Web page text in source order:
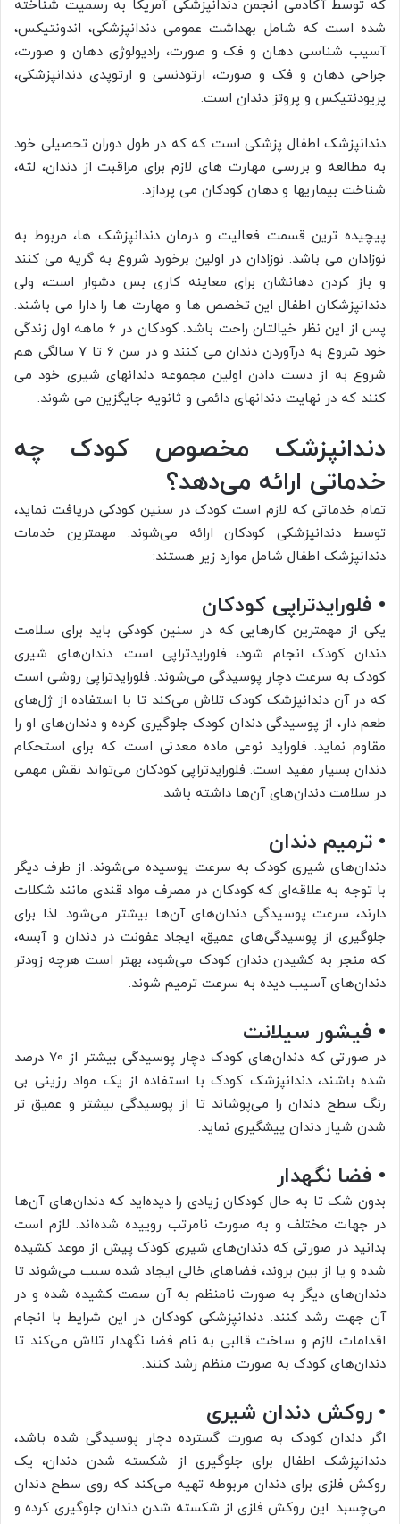
که توسط آکادمی انجمن دندانپزشکی آمریکا به رسمیت شناخته
شده است که شامل بهداشت عمومی دندانپزشکی، اندونتیکس،
آسیب شناسی دهان و فک و صورت، رادیولوژی دهان و صورت،
جراحی دهان و فک و صورت، ارتودنسی و ارتوپدی دندانپزشکی،
پریودنتیکس و پروتز دندان است.
دندانپزشک اطفال پزشکی است که که در طول دوران تحصیلی خود
به مطالعه و بررسی مهارت های لازم برای مراقبت از دندان، لثه،
شناخت بیماریها و دهان کودکان می پردازد.
پیچیده ترین قسمت فعالیت و درمان دندانپزشک ها، مربوط به
نوزادان می باشد. نوزادان در اولین برخورد شروع به گریه می کنند
و باز کردن دهانشان برای معاینه کاری بس دشوار است، ولی
دندانپزشکان اطفال این تخصص ها و مهارت ها را دارا می باشند.
پس از این نظر خیالتان راحت باشد. کودکان در 6 ماهه اول زندگی
خود شروع به درآوردن دندان می کنند و در سن 6 تا 7 سالگی هم
شروع به از دست دادن اولین مجموعه دندانهای شیری خود می
کنند که در نهایت دندانهای دائمی و ثانویه جایگزین می شوند.
دندانپزشک مخصوص کودک چه
خدماتی ارائه می‌دهد؟
تمام خدماتی که لازم است کودک در سنین کودکی دریافت نماید،
توسط دندانپزشکی کودکان ارائه می‌شوند. مهمترین خدمات
دندانپزشک اطفال شامل موارد زیر هستند:
• فلورایدتراپی کودکان
یکی از مهمترین کارهایی که در سنین کودکی باید برای سلامت
دندان کودک انجام شود، فلورایدتراپی است. دندان‌های شیری
کودک به سرعت دچار پوسیدگی می‌شوند. فلورایدتراپی روشی است
که در آن دندانپزشک کودک تلاش می‌کند تا با استفاده از ژل‌های
طعم دار، از پوسیدگی دندان کودک جلوگیری کرده و دندان‌های او را
مقاوم نماید. فلوراید نوعی ماده معدنی است که برای استحکام
دندان بسیار مفید است. فلورایدتراپی کودکان می‌تواند نقش مهمی
در سلامت دندان‌های آن‌ها داشته باشد.
• ترمیم دندان
دندان‌های شیری کودک به سرعت پوسیده می‌شوند. از طرف دیگر
با توجه به علاقه‌ای که کودکان در مصرف مواد قندی مانند شکلات
دارند، سرعت پوسیدگی دندان‌های آن‌ها بیشتر می‌شود. لذا برای
جلوگیری از پوسیدگی‌های عمیق، ایجاد عفونت در دندان و آبسه،
که منجر به کشیدن دندان کودک می‌شود، بهتر است هرچه زودتر
دندان‌های آسیب دیده به سرعت ترمیم شوند.
• فیشور سیلانت
در صورتی که دندان‌های کودک دچار پوسیدگی بیشتر از 70 درصد
شده باشند، دندانپزشک کودک با استفاده از یک مواد رزینی بی
رنگ سطح دندان را می‌پوشاند تا از پوسیدگی بیشتر و عمیق تر
شدن شیار دندان پیشگیری نماید.
• فضا نگهدار
بدون شک تا به حال کودکان زیادی را دیده‌اید که دندان‌های آن‌ها
در جهات مختلف و به صورت نامرتب روییده شده‌اند. لازم است
بدانید در صورتی که دندان‌های شیری کودک پیش از موعد کشیده
شده و یا از بین بروند، فضاهای خالی ایجاد شده سبب می‌شوند تا
دندان‌های دیگر به صورت نامنظم به آن سمت کشیده شده و در
آن جهت رشد کنند. دندانپزشکی کودکان در این شرایط با انجام
اقدامات لازم و ساخت قالبی به نام فضا نگهدار تلاش می‌کند تا
دندان‌های کودک به صورت منظم رشد کنند.
• روکش دندان شیری
اگر دندان کودک به صورت گسترده دچار پوسیدگی شده باشد،
دندانپزشک اطفال برای جلوگیری از شکسته شدن دندان، یک
روکش فلزی برای دندان مربوطه تهیه می‌کند که روی سطح دندان
می‌چسبد. این روکش فلزی از شکسته شدن دندان جلوگیری کرده و